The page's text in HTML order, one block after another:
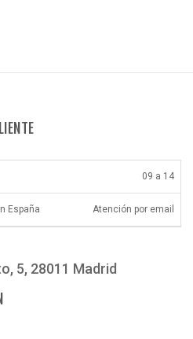
09 a 14
España Atención por email
5, 28011 Madrid